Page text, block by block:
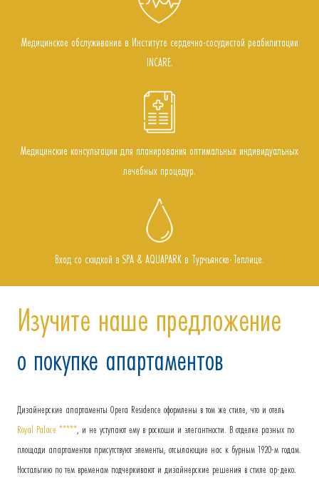
Медицинское обслуживание в Институте сердечно-сосудистой реабилитации
INCARE.
Медицинские консультации для планирования оптимальных индивидуальных
лечебных процедур.
Вход со скидкой в SPA & AQUAPARK в Турчьянске-Теплице.
Изучите наше предложение
о покупке апартаментов
Дизайнерские апартаменты Opera Residence оформлены в том же стиле, что и отель
Royal Palace *****, и не уступают ему в роскоши и элегантности. В отделке разных по
площади апартаментов присутствуют элементы, отсылающие нас к бурным 1920-м годам.
Ностальгию по тем временам подчеркивают и дизайнерские решения в стиле ар-деко.